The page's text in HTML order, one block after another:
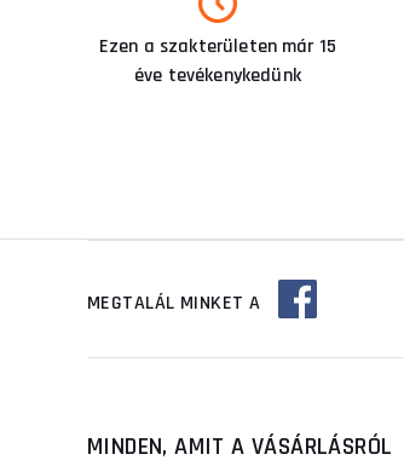
Ezen a szakterületen már 15
éve tevékenykedünk
MEGTALÁL MINKET A
MINDEN, AMIT A VÁSÁRLÁSRÓL